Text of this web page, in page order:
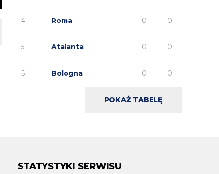
4 Roma 0 0
5 Atalanta 0 0
6 Bologna 0 0
POKAŻ TABELĘ
STATYSTYKI SERWISU